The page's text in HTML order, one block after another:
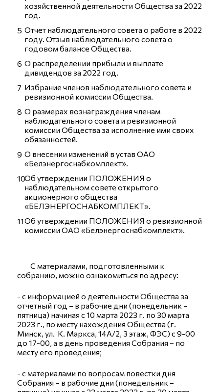
хозяйственной деятельности Общества за 2022
год.
Отчет наблюдательного совета о работе в 2022
году. Отзыв наблюдательного совета о
годовом балансе Общества.
О распределении прибыли и выплате
дивидендов за 2022 год.
Избрание членов наблюдательного совета и
ревизионной комиссии Общества.
О размерах вознаграждения членам
наблюдательного совета и ревизионной
комиссии Общества за исполнение ими своих
обязанностей.
О внесении изменений в устав ОАО
«Белэнергоснабкомплект».
Об утверждении ПОЛОЖЕНИЯ о
наблюдательном совете открытого
акционерного общества
«БЕЛЭНЕРГОСНАБКОМПЛЕКТ».
Об утверждении ПОЛОЖЕНИЯ о ревизионной
комиссии ОАО «Белэнергоснабкомплект».
С материалами, подготовленными к
собранию, можно ознакомиться по адресу:
- с информацией о деятельности Общества за
отчетный год – в рабочие дни (понедельник –
пятница) начиная с 10 марта 2023 г. по 30 марта
2023 г., по месту нахождения Общества (г.
Минск, ул. К. Маркса, 14А/2, 3 этаж, ФЭС) с 9-00
до 17-00, а в день проведения Собрания – по
месту его проведения;
- с материалами по вопросам повестки дня
Собрания – в рабочие дни (понедельник –